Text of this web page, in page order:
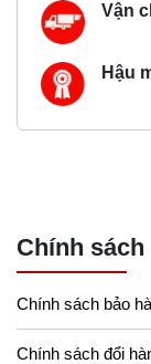
Vận
Hậu
Chính sách
Chính sách bảo
Chính sách đổi